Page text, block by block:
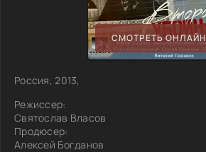
СМОТРЕТЬ ОНЛАЙН
Россия, 2013,
Режиссер:
Святослав Власов
Продюсер:
Алексей Богданов